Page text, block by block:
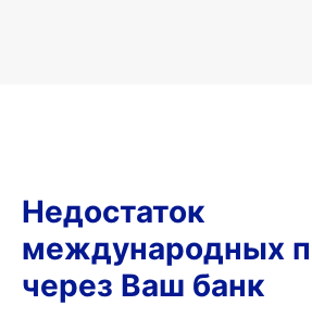
Недостаток
международных
через Ваш банк